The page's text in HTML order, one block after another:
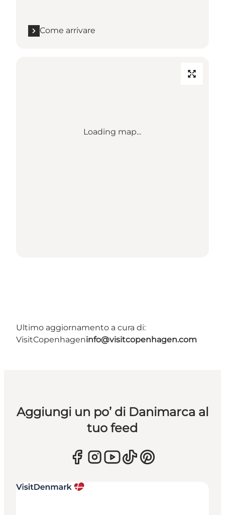
Come arrivare
Loading map...
Ultimo aggiornamento a cura di:
VisitCopenhageninfo@visitcopenhagen.com
Aggiungi un po’ di Danimarca al
tuo feed